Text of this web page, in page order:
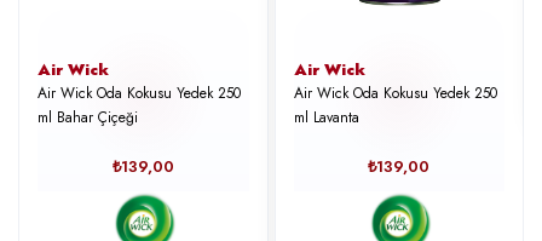
Air Wick
Air Wick Oda Kokusu Yedek 250
ml Bahar Çiçeği
₺139,00
Air Wick
Air Wick Oda Kokusu Yedek 250
ml Lavanta
₺139,00